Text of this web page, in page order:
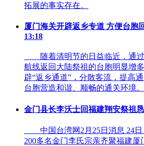
拓展的事实存在。
厦门海关开辟返乡专道 方便台胞
13:18
随着清明节的日益临近，通过
航线返回大陆祭祖的台胞明显增
辟“返乡通道”，分散客流，提高
台胞营造和谐、顺畅的通关环境。
金门县长李沃士回福建翔安祭祖
中国台湾网2月25日消息 24日
200多名金门李氏宗亲齐聚福建